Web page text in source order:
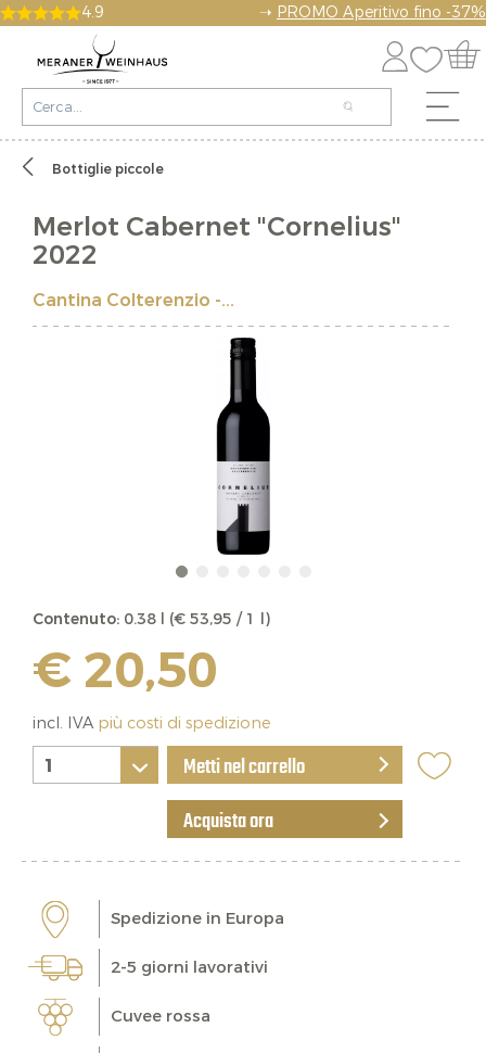
4.9 ➝ PROMO Aperitivo fino -37%
Bottiglie piccole
Merlot Cabernet "Cornelius"
2022
Cantina Colterenzio -...
Contenuto: 0.38 l (€ 53,95 / 1 l)
€ 20,50
incl. IVA più costi di spedizione
Metti nel carrello
Acquista ora
Spedizione in Europa
2-5 giorni lavorativi
Cuvee rossa